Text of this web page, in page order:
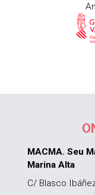
MACMA. Seu
Marina Alta
C/ Blasco